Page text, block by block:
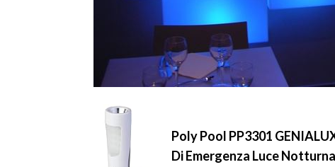
Poly Pool PP3301
Di Emergenza Luce